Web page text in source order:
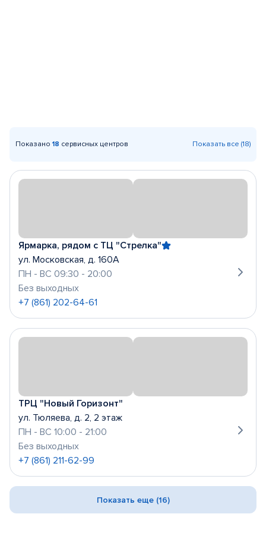
Показано 18 сервисных центров Показать все (18)
Ярмарка, рядом с ТЦ "Стрелка"
ул. Московская, д. 160А
ПН - ВС 09:30 - 20:00
Без выходных
+7 (861) 202-64-61
ТРЦ "Новый Горизонт"
ул. Тюляева, д. 2, 2 этаж
ПН - ВС 10:00 - 21:00
Без выходных
+7 (861) 211-62-99
Показать еще (16)